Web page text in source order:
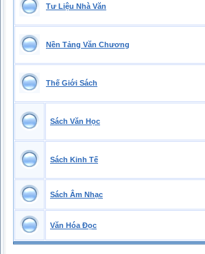
Tư Liệu Nhà Văn
Nền Tảng Văn Chương
Thế Giới Sách
Sách Văn Học
Sách Kinh Tế
Sách Âm Nhạc
Văn Hóa Đọc